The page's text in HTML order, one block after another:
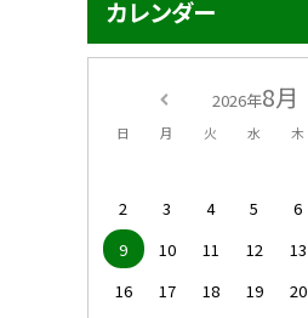
カレンダー
2026年8月
日 月 火 水 木
2
3 4 5 6
9
10 11 12 13
16
17 18 19 20